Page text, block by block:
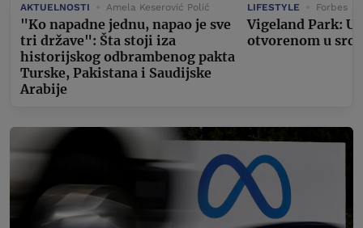
AKTUELNOSTI Amela Keserović Polić
"Ko napadne jednu, napao je sve
tri države": Šta stoji iza
historijskog odbrambenog pakta
Turske, Pakistana i Saudijske
Arabije
LIFESTYLE Forbes
Vigeland Park:
otvorenom u srcu